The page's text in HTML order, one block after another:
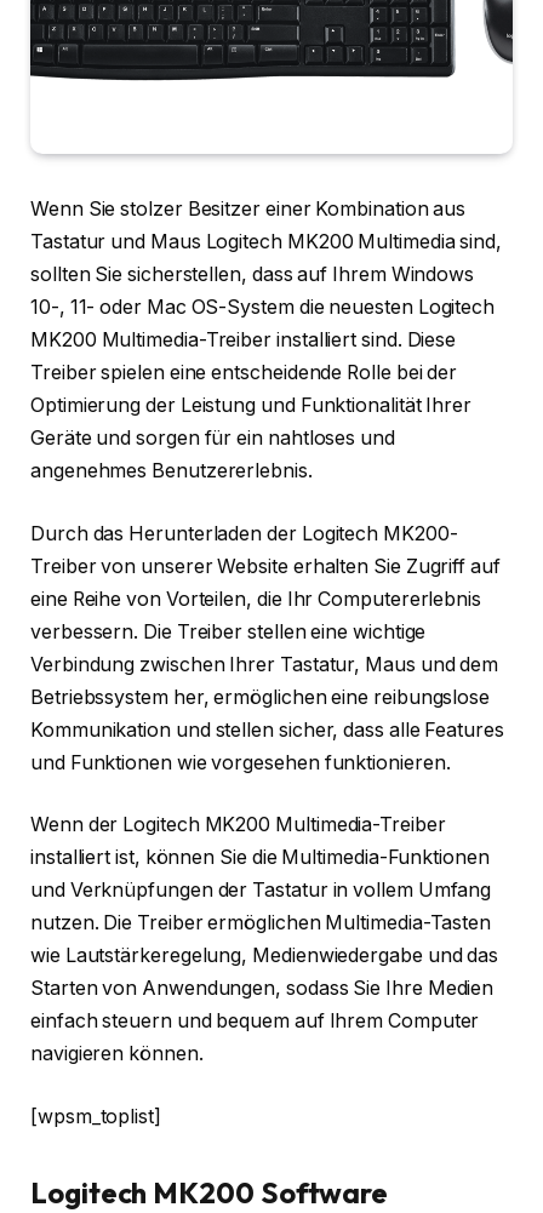
Wenn Sie stolzer Besitzer einer Kombination aus
Tastatur und Maus Logitech MK200 Multimedia sind,
sollten Sie sicherstellen, dass auf Ihrem Windows
10-, 11- oder Mac OS-System die neuesten Logitech
MK200 Multimedia-Treiber installiert sind. Diese
Treiber spielen eine entscheidende Rolle bei der
Optimierung der Leistung und Funktionalität Ihrer
Geräte und sorgen für ein nahtloses und
angenehmes Benutzererlebnis.
Durch das Herunterladen der Logitech MK200-
Treiber von unserer Website erhalten Sie Zugriff auf
eine Reihe von Vorteilen, die Ihr Computererlebnis
verbessern. Die Treiber stellen eine wichtige
Verbindung zwischen Ihrer Tastatur, Maus und dem
Betriebssystem her, ermöglichen eine reibungslose
Kommunikation und stellen sicher, dass alle Features
und Funktionen wie vorgesehen funktionieren.
Wenn der Logitech MK200 Multimedia-Treiber
installiert ist, können Sie die Multimedia-Funktionen
und Verknüpfungen der Tastatur in vollem Umfang
nutzen. Die Treiber ermöglichen Multimedia-Tasten
wie Lautstärkeregelung, Medienwiedergabe und das
Starten von Anwendungen, sodass Sie Ihre Medien
einfach steuern und bequem auf Ihrem Computer
navigieren können.
[wpsm_toplist]
Logitech MK200 Software